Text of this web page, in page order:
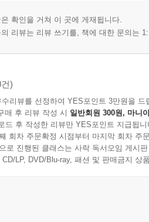
확인을 거쳐 이 곳에 게재됩니다.
리뷰는 리뷰 쓰기를, 책에 대한 문의는
)
리뷰를 선정하여 YES포인트 3만원을 드
매 후 리뷰 작성 시 일반회원 300원, 마니
드 후 작성한 리뷰만 YES포인트 지급됩니
회차 주문확정 시점부터 마지막 회차 주
로 진행된 클래스는 사락 독서모임 게시
LP, DVD/Blu-ray, 패션 및 판매금지 상